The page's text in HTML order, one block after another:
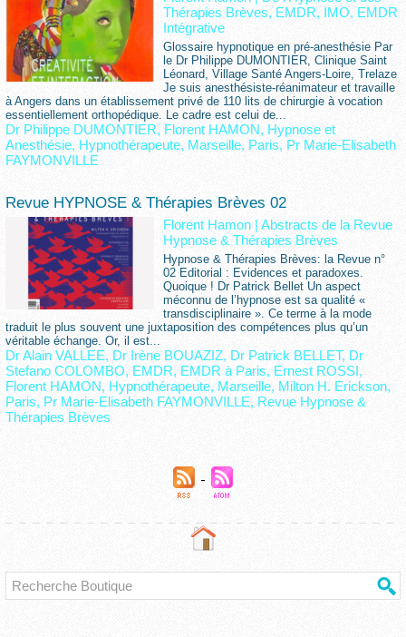
Thérapies Brèves, EMDR, IMO, EMDR
Intégrative
Glossaire hypnotique en pré-anesthésie Par
le Dr Philippe DUMONTIER, Clinique Saint
Léonard, Village Santé Angers-Loire, Trelaze
Je suis anesthésiste-réanimateur et travaille
à Angers dans un établissement privé de 110 lits de chirurgie à vocation
essentiellement orthopédique. Le cadre est celui de...
Dr Philippe DUMONTIER, Florent HAMON, Hypnose et
Anesthésie, Hypnothérapeute, Marseille, Paris, Pr Marie-Elisabeth
FAYMONVILLE
Revue HYPNOSE & Thérapies Brèves 02
Florent Hamon |Abstracts de la Revue
Hypnose & Thérapies Brèves
Hypnose & Thérapies Brèves: la Revue n°
02 Editorial : Evidences et paradoxes.
Quoique ! Dr Patrick Bellet Un aspect
méconnu de l’hypnose est sa qualité «
transdisciplinaire ». Ce terme à la mode
traduit le plus souvent une juxtaposition des compétences plus qu’un
véritable échange. Or, il est...
Dr Alain VALLEE, Dr Irène BOUAZIZ, Dr Patrick BELLET, Dr
Stefano COLOMBO, EMDR, EMDR à Paris, Ernest ROSSI,
Florent HAMON, Hypnothérapeute, Marseille, Milton H. Erickson,
Paris, Pr Marie-Elisabeth FAYMONVILLE, Revue Hypnose &
Thérapies Brèves